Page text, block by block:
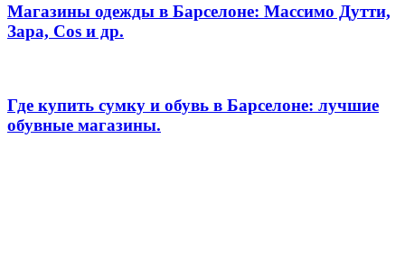
Магазины одежды в Барселоне: Массимо Дутти,
Зара, Cos и др.
Где купить сумку и обувь в Барселоне: лучшие
обувные магазины.